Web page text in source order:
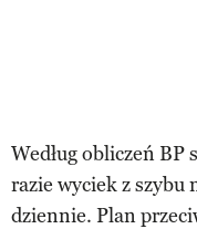
Według obliczeń
razie wyciek z szybu
dziennie. Plan